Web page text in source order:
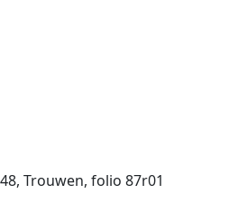
Trouwen, folio 87r01